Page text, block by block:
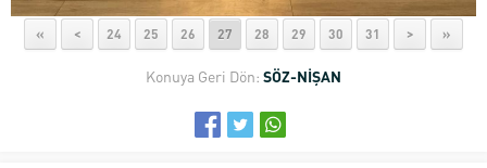
« < 24 25 26 27 28 29 30 31 > »
Konuya Geri Dön: SÖZ-NİŞAN